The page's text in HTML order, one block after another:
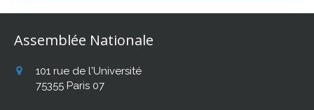
Assemblée Nationale
101 rue de l'Université
75355 Paris 07